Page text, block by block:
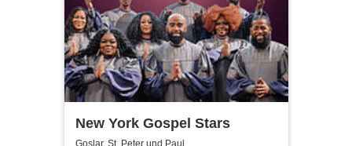
New York Gospel Stars
Goslar, St. Peter und Paul